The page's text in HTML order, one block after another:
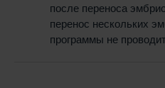
после переноса
перенос нескольких
программы не